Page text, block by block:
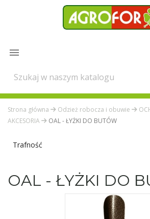

Strona główna Odzież robocza i obuwie
AKCESORIA
OAL - ŁYŻKI DO BUTÓW
Trafność
OAL - ŁYŻKI DO